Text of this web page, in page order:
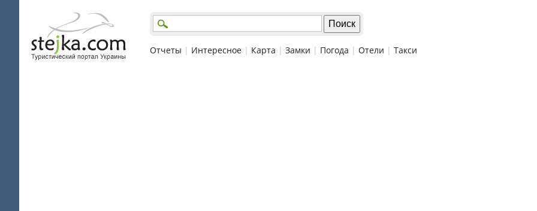
Отчеты | Интересное | Карта | Замки | Погода | Отели | Такси